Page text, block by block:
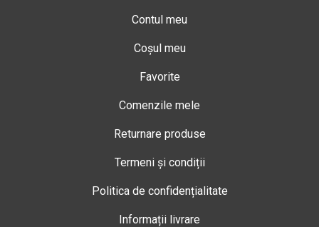
Contul meu
Coșul meu
Favorite
Comenzile mele
Returnare produse
Termeni și condiții
Politica de confidențialitate
Informații livrare